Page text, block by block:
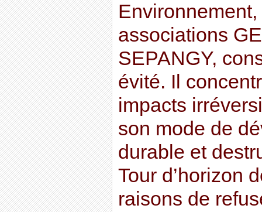
associations
SEPANGY,
évité. Il
impacts
son mode de
durable et
Tour d’horizon
raisons de